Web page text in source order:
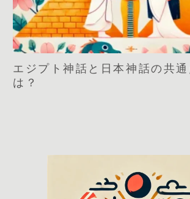
エジプト神話と日本神話の共
は？